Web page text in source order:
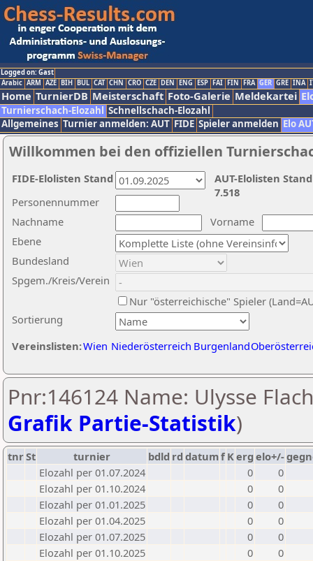
Logged on: Gast
Arabic ARM AZE BIH BUL CAT CHN CRO CZE DEN ENG ESP FAI FIN FRA GER GRE INA
Home TurnierDB Meisterschaft Foto-Galerie Meldekartei
Turnierschach-Elozahl Schnellschach-Elozahl
Allgemeines Turnier anmelden: AUT FIDE Spieler anmelden Elo
Willkommen bei den offiziellen
Nachname
Vorname
Ebene
Sortierung
Personennummer
Bundesland
Spgem./Kreis/Verein
Nur "österreichische" Spieler
Vereinslisten:Wien Niederösterreich Burgenland
AUT-Elolisten
7.518
FIDE-Elolisten Stand
Pnr:146124 Name: Ulysse
Grafik Partie-Statistik)
tnrSt turnier bdld rd datumf Kerg elo+/-
Elozahl per 01.07.2024
0
0
Elozahl per 01.10.2024
0
0
Elozahl per 01.01.2025
0
0
Elozahl per 01.04.2025
0
0
Elozahl per 01.07.2025
0
0
Elozahl per 01.10.2025
0
0